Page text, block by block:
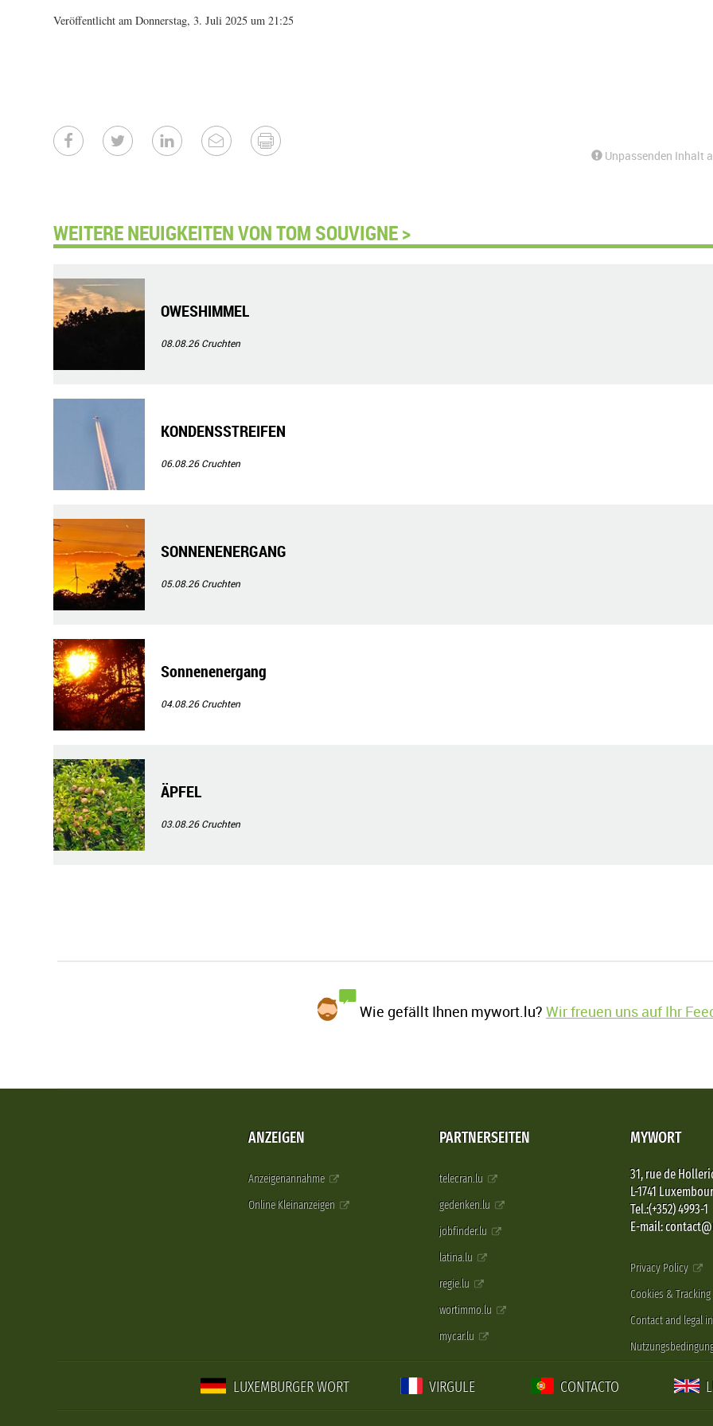
Veröffentlicht am Donnerstag, 3. Juli 2025 um 21:25
Unpassenden Inhalt
WEITERE NEUIGKEITEN VON TOM SOUVIGNE >
OWESHIMMEL
08.08.26Cruchten
KONDENSSTREIFEN
06.08.26Cruchten
SONNENENERGANG
05.08.26Cruchten
Sonnenenergang
04.08.26Cruchten
ÄPFEL
03.08.26Cruchten
Wie gefällt Ihnen mywort.lu?Wir freuen uns auf Ihr
ANZEIGEN
Anzeigenannahme
Online Kleinanzeigen
PARTNERSEITEN
telecran.lu
gedenken.lu
jobfinder.lu
latina.lu
regie.lu
wortimmo.lu
mycar.lu
MYWORT
31, rue de
L-1741
Tel.:(+352) 4993-1
E-mail:
Privacy Policy
Cookies & Tracking
Contact and legal
LUXEMBURGER WORT VIRGULE CONTACTO